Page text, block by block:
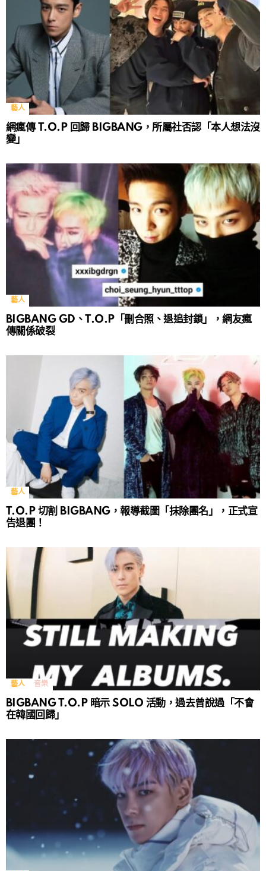
藝人
網瘋傳 T.O.P 回歸 BIGBANG，所屬社否認「本人想法沒
變」
藝人
BIGBANG GD、T.O.P「刪合照、退追封鎖」，網友瘋
傳關係破裂
藝人
T.O.P 切割 BIGBANG，報導截圖「抹除團名」，正式宣
告退團！
藝人 音樂
BIGBANG T.O.P 暗示 SOLO 活動，過去曾說過「不會
在韓國回歸」